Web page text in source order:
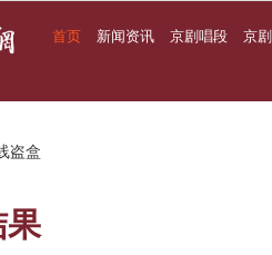
首页 新闻资讯 京剧唱段 京
盗盒